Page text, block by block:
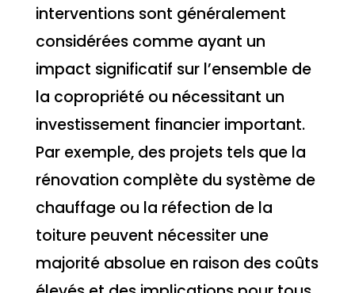
interventions sont généralement
considérées comme ayant un
impact significatif sur l’ensemble de
la copropriété ou nécessitant un
investissement financier important.
Par exemple, des projets tels que la
rénovation complète du système de
chauffage ou la réfection de la
toiture peuvent nécessiter une
majorité absolue en raison des coûts